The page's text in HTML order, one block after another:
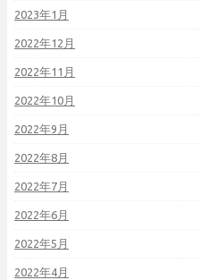
2023年1月
2022年12月
2022年11月
2022年10月
2022年9月
2022年8月
2022年7月
2022年6月
2022年5月
2022年4月